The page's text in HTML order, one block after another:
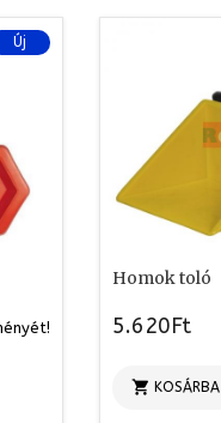
Új
Homok toló
5.620Ft
 KOSÁRBA